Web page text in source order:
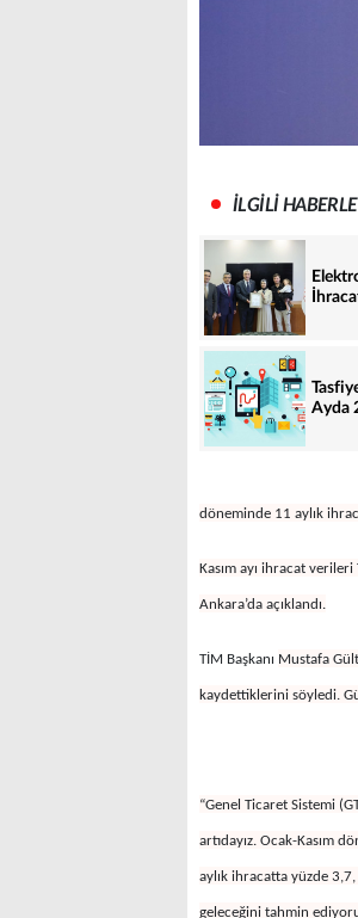
İLGİLİ
Ayda
döneminde 11 aylık
Kasım ayı ihracat
Ankara’da açıklandı.
TİM Başkanı Mustafa
kaydettiklerini söyledi.
“Genel Ticaret Sistemi
artıdayız. Ocak-Kasım
aylık ihracatta yüzde 3,7,
geleceğini tahmin